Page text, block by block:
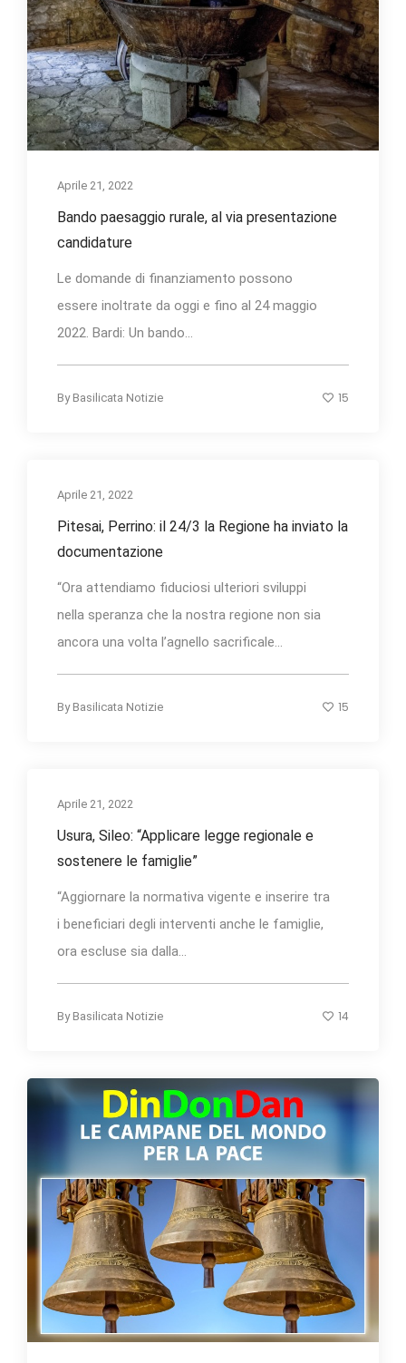
Aprile 21, 2022
Bando paesaggio rurale, al via presentazione
candidature
Le domande di finanziamento possono
essere inoltrate da oggi e fino al 24 maggio
2022. Bardi: Un bando...
By Basilicata Notizie 15
Aprile 21, 2022
Pitesai, Perrino: il 24/3 la Regione ha inviato la
documentazione
“Ora attendiamo fiduciosi ulteriori sviluppi
nella speranza che la nostra regione non sia
ancora una volta l’agnello sacrificale...
By Basilicata Notizie 15
Aprile 21, 2022
Usura, Sileo: “Applicare legge regionale e
sostenere le famiglie”
“Aggiornare la normativa vigente e inserire tra
i beneficiari degli interventi anche le famiglie,
ora escluse sia dalla...
By Basilicata Notizie 14